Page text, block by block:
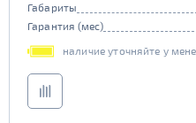
Габариты
Гарантия (мес)
наличие уточняйте у